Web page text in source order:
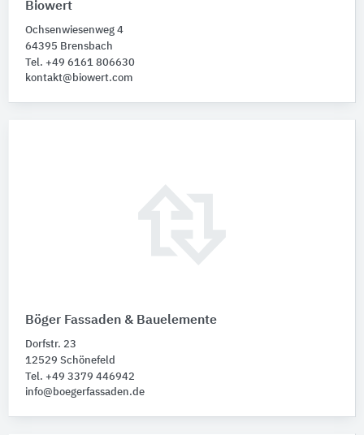
Biowert
Ochsenwiesenweg 4
64395 Brensbach
Tel. +49 6161 806630
kontakt@biowert.com
Böger Fassaden & Bauelemente
Dorfstr. 23
12529 Schönefeld
Tel. +49 3379 446942
info@boegerfassaden.de